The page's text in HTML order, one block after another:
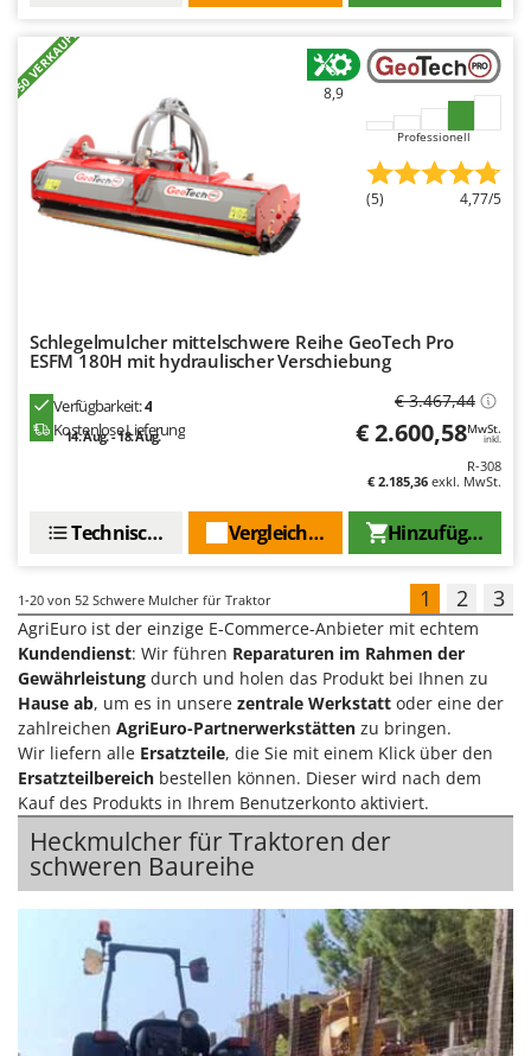
+50 VERKAUFT 8,9
Professionell
(5) 4,77/5
Schlegelmulcher mittelschwere Reihe GeoTech Pro
ESFM 180H mit hydraulischer Verschiebung
Verfügbarkeit:4
Kostenlose Lieferung
14. Aug. - 18. Aug.
€ 3.467,44
€ 2.600,58MwSt.
inkl.
R-308
€ 2.185,36 exkl. MwSt.
Hinzufügen
Vergleichen Sie
Technische Daten
1-20 von 52 Schwere Mulcher für Traktor 1 2 3
AgriEuro ist der einzige E-Commerce-Anbieter mit echtem
Kundendienst: Wir führen Reparaturen im Rahmen der
Gewährleistung durch und holen das Produkt bei Ihnen zu
Hause ab, um es in unsere zentrale Werkstatt oder eine der
zahlreichen AgriEuro-Partnerwerkstätten zu bringen.
Wir liefern alle Ersatzteile, die Sie mit einem Klick über den
Ersatzteilbereich bestellen können. Dieser wird nach dem
Kauf des Produkts in Ihrem Benutzerkonto aktiviert.
Heckmulcher für Traktoren der
schweren Baureihe